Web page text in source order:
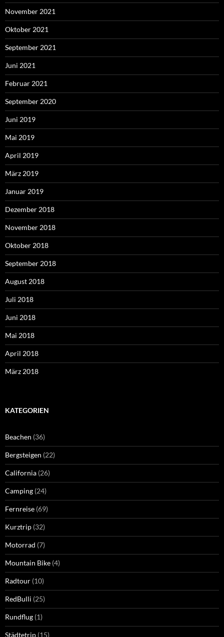
November 2021
Oktober 2021
September 2021
Juni 2021
Februar 2021
September 2020
Juni 2019
Mai 2019
April 2019
März 2019
Januar 2019
Dezember 2018
November 2018
Oktober 2018
September 2018
August 2018
Juli 2018
Juni 2018
Mai 2018
April 2018
März 2018
KATEGORIEN
Beachen (36)
Bergsteigen (22)
California (26)
Camping (24)
Fernreise (69)
Kurztrip (32)
Motorrad (7)
Mountain Bike (4)
Radtour (10)
RedBulli (25)
Rundflug (1)
Städtetrip (15)